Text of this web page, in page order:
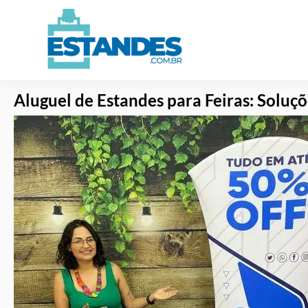
Aluguel de Estandes para Feiras: